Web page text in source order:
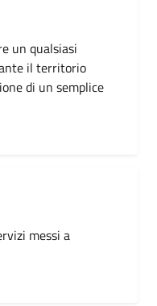
un qualsiasi
il territorio
di un semplice
messi a